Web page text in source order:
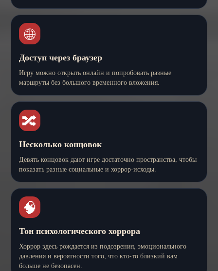
🌐
Доступ через браузер
Игру можно открыть онлайн и попробовать разные
маршруты без большого временного вложения.
🔀
Несколько концовок
Девять концовок дают игре достаточно пространства, чтобы
показать разные социальные и хоррор-исходы.
🧠
Тон психологического хоррора
Хоррор здесь рождается из подозрения, эмоционального
давления и вероятности того, что кто-то близкий вам
больше не безопасен.